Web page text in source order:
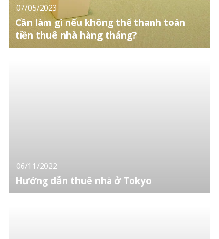
07/05/2023
Cần làm gì nếu không thể thanh toán
tiền thuê nhà hàng tháng?
06/11/2022
Hướng dẫn thuê nhà ở Tokyo